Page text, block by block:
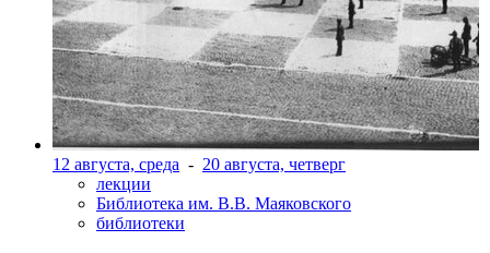
12 августа, среда - 20 августа, четверг
лекции
Библиотека им. В.В. Маяковского
библиотеки